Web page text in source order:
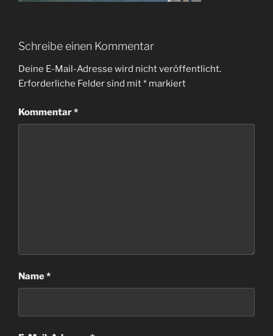
Schreibe einen Kommentar
Deine E-Mail-Adresse wird nicht veröffentlicht.
Erforderliche Felder sind mit* markiert
Kommentar*
Name*